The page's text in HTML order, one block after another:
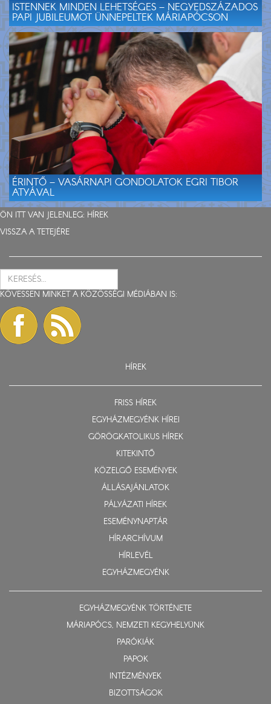
ISTENNEK MINDEN LEHETSÉGES – NEGYEDSZÁZADOS
PAPI JUBILEUMOT ÜNNEPELTEK MÁRIAPÓCSON
ÉRINTŐ – VASÁRNAPI GONDOLATOK EGRI TIBOR
ATYÁVAL
ÖN ITT VAN JELENLEG: HÍREK
VISSZA A TETEJÉRE
KÖVESSEN MINKET A KÖZÖSSÉGI MÉDIÁBAN IS:
HÍREK
FRISS HÍREK
EGYHÁZMEGYÉNK HÍREI
GÖRÖGKATOLIKUS HÍREK
KITEKINTŐ
KÖZELGŐ ESEMÉNYEK
ÁLLÁSAJÁNLATOK
PÁLYÁZATI HÍREK
ESEMÉNYNAPTÁR
HÍRARCHÍVUM
HÍRLEVÉL
EGYHÁZMEGYÉNK
EGYHÁZMEGYÉNK TÖRTÉNETE
MÁRIAPÓCS, NEMZETI KEGYHELYÜNK
PARÓKIÁK
PAPOK
INTÉZMÉNYEK
BIZOTTSÁGOK